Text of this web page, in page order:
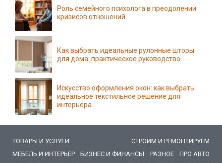
Роль семейного психолога в преодолении
кризисов отношений
Как выбрать идеальные рулонные шторы
для дома: практическое руководство
Искусство оформления окон: как выбрать
идеальное текстильное решение для
интерьера
ТОВАРЫ И УСЛУГИ
СТРОИМ И РЕМОНТИРУЕМ
МЕБЕЛЬ И ИНТЕРЬЕР
БИЗНЕС И ФИНАНСЫ РАЗНОЕ
ПРО АВТО